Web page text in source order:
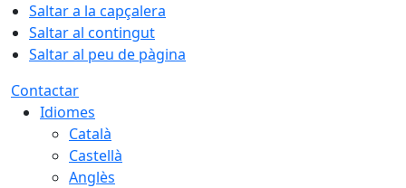
Saltar a la capçalera
Saltar al contingut
Saltar al peu de pàgina
Contactar
Idiomes
Català
Castellà
Anglès